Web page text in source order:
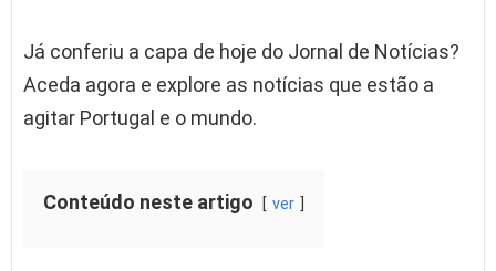
Já conferiu a capa de hoje do Jornal de Notícias?
Aceda agora e explore as notícias que estão a
agitar Portugal e o mundo.
Conteúdo neste artigo ver